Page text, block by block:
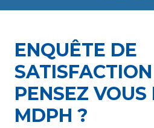
ENQUÊTE DE
PENSEZ VOUS
MDPH ?